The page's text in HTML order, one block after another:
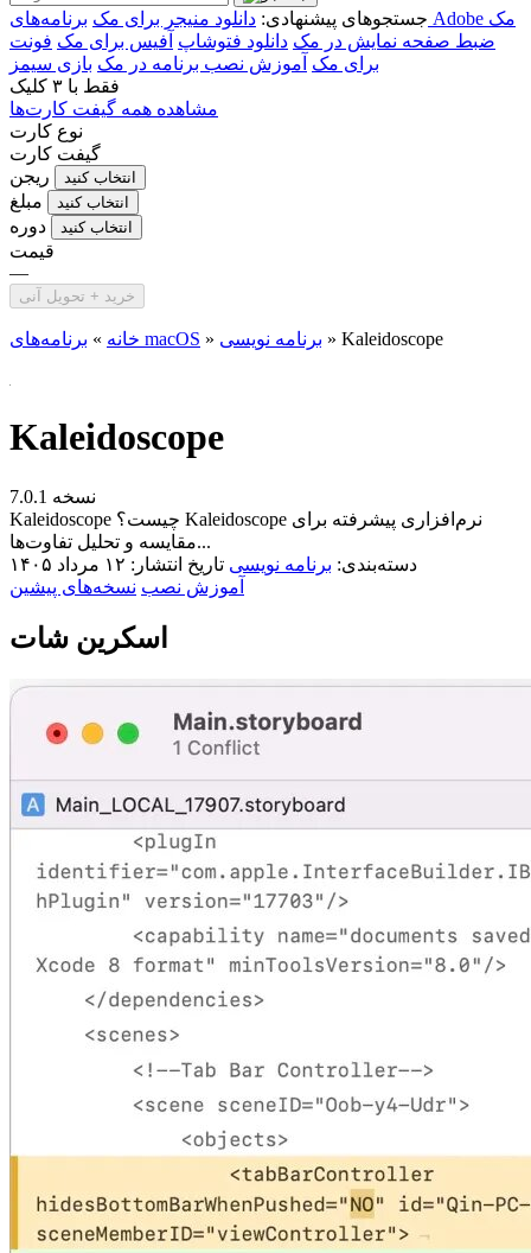
جستجوهای پیشنهادی: دانلود منیجر برای مک
برنامه‌های Adobe مک
ضبط صفحه نمایش در مک دانلود فتوشاپ آفیس برای مک فونت
برای مک آموزش نصب برنامه در مک بازی سیمز
فقط با ۳ کلیک
مشاهده همه گیفت کارت‌ها
نوع کارت
گیفت کارت
ریجن
انتخاب کنید
مبلغ انتخاب کنید
دوره انتخاب کنید
قیمت
—
خرید + تحویل آنی
خانه » برنامه‌های macOS » برنامه نویسی » Kaleidoscope
Kaleidoscope
نسخه 7.0.1
Kaleidoscope چیست؟ Kaleidoscope نرم‌افزاری پیشرفته برای
مقایسه و تحلیل تفاوت‌ها...
دسته‌بندی: برنامه نویسی تاریخ انتشار: ۱۲ مرداد ۱۴۰۵
آموزش نصب نسخه‌های پیشین
اسکرین شات